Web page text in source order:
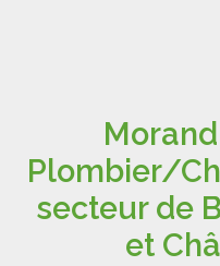
Plombier/
secteur de
et